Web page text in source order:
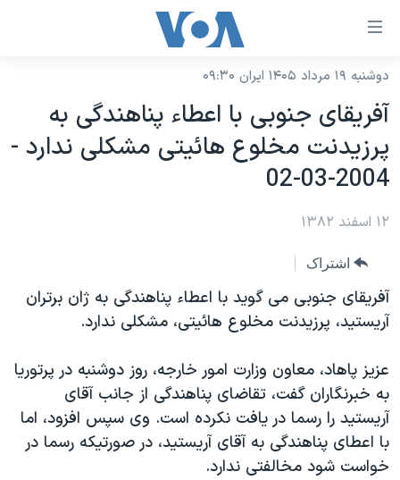
لینکهای
دسترسی
جهش
محتوای
اصلی
صفحه
جهش
به
نسخه سبک وب‌سایت
موضوع ها
آمریکا
جهان
ورزشی
گزیده‌ها
ویدیوها
فرهنگ و زندگی
حقوق شهروندی
برنامه های تلویزیونی
جدول برنامه ها
صفحه‌های ویژه
جام جهانی ۲۰۲۶
عملیات خشم حماسی
بایگانی برنامه‌های تلویزیونی
مستندها
انتخابات ریاست جمهوری آمریکا ۲۰۲۴
فرکانس‌های صدای آمریکا
پخش رادیویی
یادگیری زبان انگلیسی
دنبال کنید
دوشنبه ۱۹ مرداد ۱۴۰۵ ایران ۰۹:۳۰
آفريقای جنوبی با اعطاء پناهندگی به
پرزيدنت مخلوع هائيتی مشکلی ندارد -
2004-03-02
۱۲ اسفند ۱۳۸۲
اشتراک
آفريقای جنوبی می گويد با اعطاء پناهندگی به ژان برتران
آريستيد، پرزيدنت مخلوع هائيتی، مشکلی ندارد.
عزيز پاهاد، معاون وزارت امور خارجه، روز دوشنبه در پرتوريا
به خبرنگاران گفت، تقاضای پناهندگی از جانب آقای
آريستيد را رسما در يافت نکرده است. وی سپس افزود، اما
با اعطای پناهندگی به آقای آريستيد، در صورتيکه رسما در
خواست شود مخالفتی ندارد.